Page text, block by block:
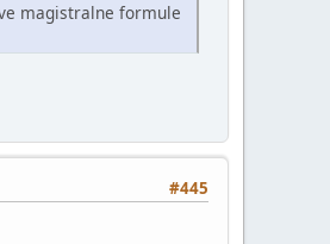
magistralne formule
#445